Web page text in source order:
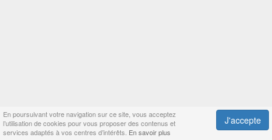
En poursuivant votre navigation sur ce site, vous acceptez
l’utilisation de cookies pour vous proposer des contenus et
services adaptés à vos centres d’intérêts. En savoir plus
J'accepte